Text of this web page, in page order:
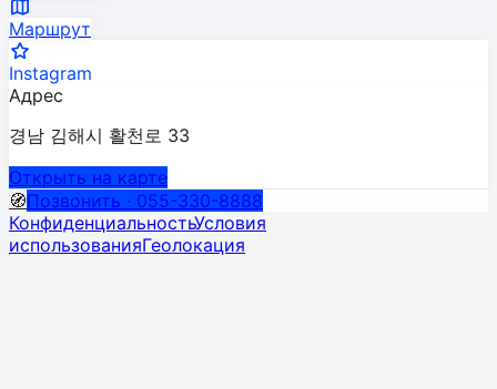
Маршрут
Instagram
Адрес
경남 김해시 활천로 33
Открыть на карте
🧭Позвонить · 055-330-8888
КонфиденциальностьУсловия
использованияГеолокация